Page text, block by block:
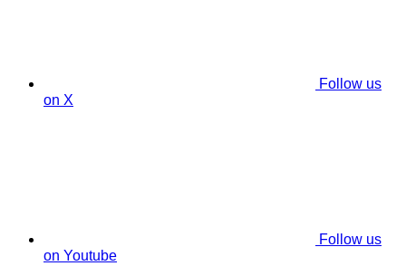
Follow us
on X
Follow us
on Youtube